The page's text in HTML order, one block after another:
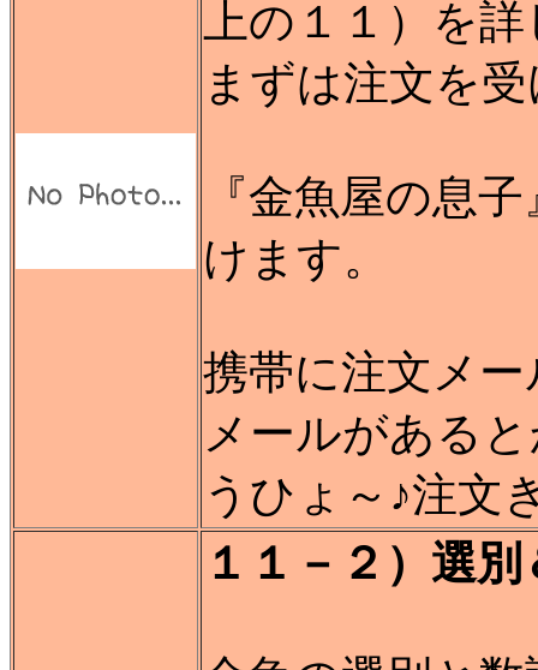
上の１１）を
まずは注文を
『金魚屋の息
けます。
携帯に注文メ
メールがある
うひょ～♪注文
１１－２）選